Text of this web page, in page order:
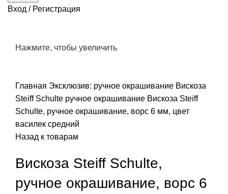
Вход / Регистрация
Нажмите, чтобы увеличить
Главная Эксклюзив: ручное окрашивание Вискоза
Steiff Schulte ручное окрашивание Вискоза Steiff
Schulte, ручное окрашивание, ворс 6 мм, цвет
василек средний
Назад к товарам
Вискоза Steiff Schulte,
ручное окрашивание, ворс 6